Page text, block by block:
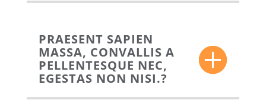
PRAESENT SAPIEN
MASSA, CONVALLIS A
PELLENTESQUE NEC,
EGESTAS NON NISI.?